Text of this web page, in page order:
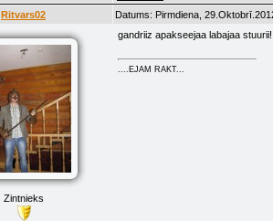
Ritvars02 Datums: Pirmdiena,
Zintnieks
gandriiz apakseejaa labajaa
....EJAM RAKT...